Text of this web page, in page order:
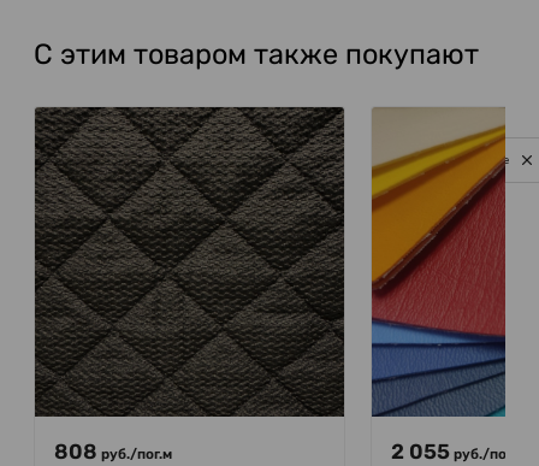
С этим товаром также покупают
808 руб./пог.м 2 055 руб./пог.м
Privacy notice